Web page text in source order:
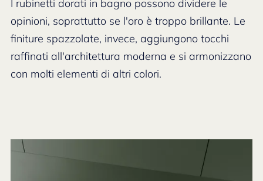
I rubinetti dorati in bagno possono dividere le
opinioni, soprattutto se l'oro è troppo brillante. Le
finiture spazzolate, invece, aggiungono tocchi
raffinati all'architettura moderna e si armonizzano
con molti elementi di altri colori.